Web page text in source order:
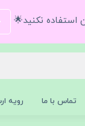
استفاده نکنید🌟
تماس با ما رویه